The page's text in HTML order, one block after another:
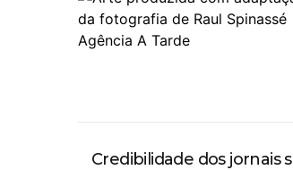
Credibilidade dos jornais